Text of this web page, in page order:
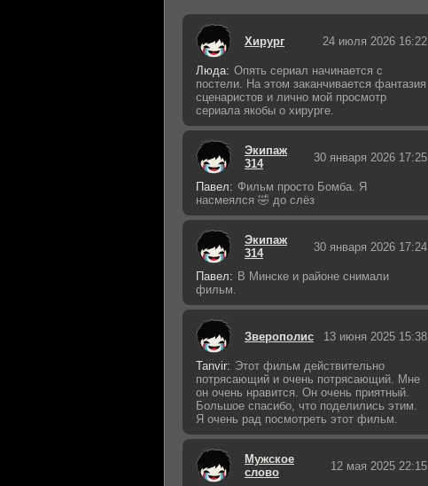
Хирург 24 июля 2026 16:22
Люда: Опять сериал начинается с
постели. На этом заканчивается фантазия
сценаристов и лично мой просмотр
сериала якобы о хирурге.
Экипаж
314
30 января 2026 17:25
Павел: Фильм просто Бомба. Я
насмеялся 🤣 до слёз
Экипаж
314
30 января 2026 17:24
Павел: В Минске и районе снимали
фильм.
Зверополис 13 июня 2025 15:38
Tanvir: Этот фильм действительно
потрясающий и очень потрясающий. Мне
он очень нравится. Он очень приятный.
Большое спасибо, что поделились этим.
Я очень рад посмотреть этот фильм.
Мужское
слово
12 мая 2025 22:15